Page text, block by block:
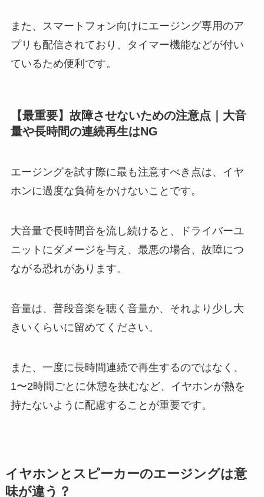
また、スマートフォン向けにエージング専用のア
プリも配信されており、タイマー機能などが付い
ているため便利です。
【最重要】故障させないための注意点｜大音
量や長時間の連続再生はNG
エージングを試す際に最も注意すべき点は、イヤ
ホンに過度な負荷をかけないことです。
大音量で長時間音を流し続けると、ドライバーユ
ニットにダメージを与え、最悪の場合、故障につ
ながる恐れがあります。
音量は、普段音楽を聴く音量か、それより少し大
きいくらいに留めてください。
また、一度に長時間連続で再生するのではなく、
1〜2時間ごとに休憩を挟むなど、イヤホンが熱を
持たないように配慮することが重要です。
イヤホンとスピーカーのエージングは意
味が違う？